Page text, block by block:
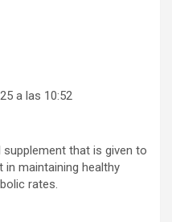
a las 10:52
that is given to
maintaining healthy
rates.